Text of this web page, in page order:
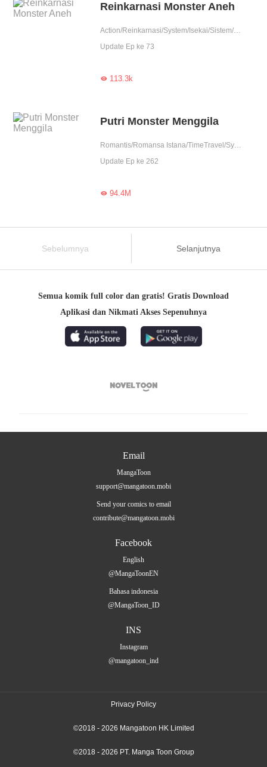
Reinkarnasi Monster Aneh
Action/Reinkarnasi/System/Isekai/Sistem/Membalas dendam
Update Ep ke 73
113.3k
Putri Monster Menggila
Romantis/Romansa Istana/TimeTravel/System/Romansa Fantasi
Update Ep ke 262
94.4M
Sebelumnya Selanjutnya
Semua komik full color dan gratis! Gratis Download
Aplikasi dan Nikmati Akses Sepenuhnya

Email
MangaToon
support@mangatoon.mobi
Send your comics to email
contribute@mangatoon.mobi
Facebook
English
@MangaToonEN
Bahasa indonesia
@MangaToon_ID
INS
Instagram
@mangatoon_ind
Privacy Policy
©2018 - 2026 Mangatoon HK Limited
©2018 - 2026 PT. Manga Toon Group